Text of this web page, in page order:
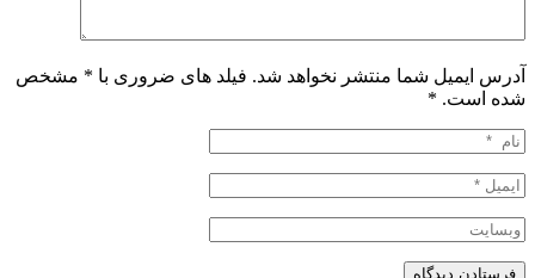
آدرس ایمیل شما منتشر نخواهد شد. فیلد های ضروری با * مشخص
شده است. *